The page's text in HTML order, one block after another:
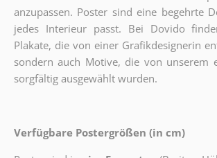
anzupassen. Poster sind eine begehrte
jedes Interieur passt. Bei Dovido
Plakate, die von einer Grafikdesignerin
sondern auch Motive, die von unserem
sorgfältig ausgewählt wurden.
Verfügbare Postergrößen (in cm)